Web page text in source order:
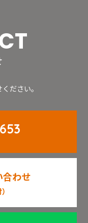
ださい。
合わせ